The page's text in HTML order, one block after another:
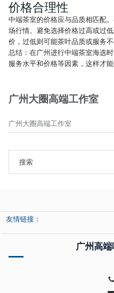
价格合理性
中端茶室的价格应与品质相匹配
场行情。避免选择价格过高或过
价，过低则可能茶叶品质或服务不
总结：在广州进行中端茶室海选
服务水平和价格等因素，这样才
广州大圈高端工作室
广州大圈高端工作室
友情链接：
广州高